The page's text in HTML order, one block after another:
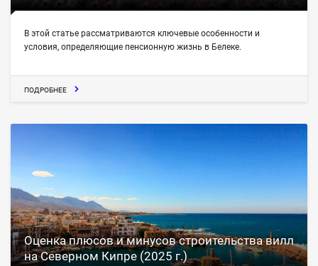
В этой статье рассматриваются ключевые особенности и
условия, определяющие пенсионную жизнь в Белеке.
ПОДРОБНЕЕ
Оценка плюсов и минусов строительства вилл
на Северном Кипре (2025 г.)